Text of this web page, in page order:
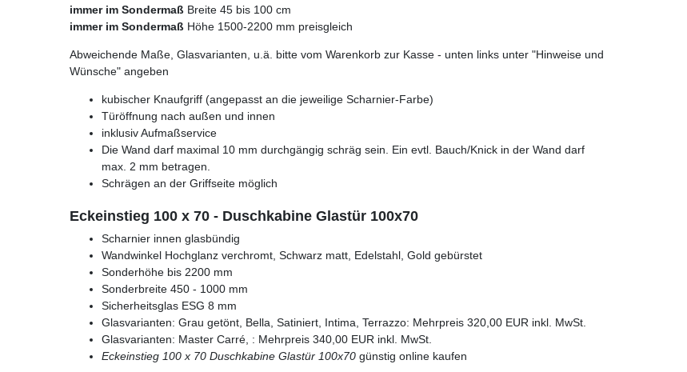
immer im Sondermaß Breite 45 bis 100 cm
immer im Sondermaß Höhe 1500-2200 mm preisgleich
Abweichende Maße, Glasvarianten, u.ä. bitte vom Warenkorb zur Kasse - unten links unter "Hinweise und
Wünsche" angeben
kubischer Knaufgriff (angepasst an die jeweilige Scharnier-Farbe)
Türöffnung nach außen und innen
inklusiv Aufmaßservice
Die Wand darf maximal 10 mm durchgängig schräg sein. Ein evtl. Bauch/Knick in der Wand darf
max. 2 mm betragen.
Schrägen an der Griffseite möglich
Eckeinstieg 100 x 70 - Duschkabine Glastür 100x70
Scharnier innen glasbündig
Wandwinkel Hochglanz verchromt, Schwarz matt, Edelstahl, Gold gebürstet
Sonderhöhe bis 2200 mm
Sonderbreite 450 - 1000 mm
Sicherheitsglas ESG 8 mm
Glasvarianten: Grau getönt, Bella, Satiniert, Intima, Terrazzo: Mehrpreis 320,00 EUR inkl. MwSt.
Glasvarianten: Master Carré, : Mehrpreis 340,00 EUR inkl. MwSt.
Eckeinstieg 100 x 70 Duschkabine Glastür 100x70 günstig online kaufen